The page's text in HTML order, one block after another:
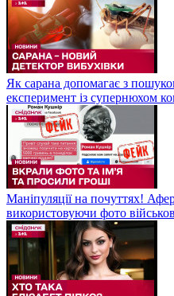
Як сарана допомагає з
експеримент із супернюхом
Маніпуляції на почуттях!
використовуючи фото